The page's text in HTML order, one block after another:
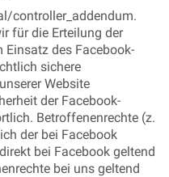
controller_addendum.
für die Erteilung der
des Facebook-
sichere
Website
der Facebook-
Betroffenenrechte (z.
der bei Facebook
bei Facebook geltend
bei uns geltend